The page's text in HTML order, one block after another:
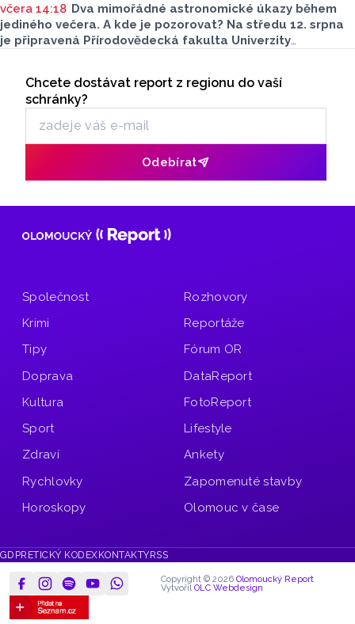
včera 14:18 Dva mimořádné astronomické úkazy během
jediného večera. A kde je pozorovat? Na středu 12. srpna
je připravená Přírodovědecká fakulta Univerzity
pohlédnout na slunce speciální technikou.
Odběr newsletteru
Chcete dostávat report z regionu do vaší
schránky?
Odebírat
Společnost
Krimi
Tipy
Doprava
Kultura
Sport
Zdraví
Rychlovky
Horoskopy
Rozhovory
Reportáže
Fórum OR
DataReport
FotoReport
Lifestyle
Ankety
Zapomenuté stavby
Olomouc v čase
GDPR ETICKÝ KODEX KONTAKTY RSS
Copyright © 2026 Olomoucký Report
VytvořilOLC Webdesign